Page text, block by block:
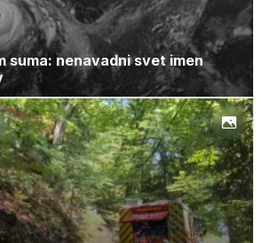
suma: nenavadni svet imen